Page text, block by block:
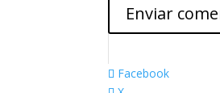
Facebook